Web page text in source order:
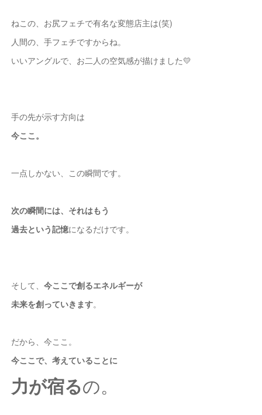
ねこの、お尻フェチで有名な変態店主は(笑)
人間の、手フェチですからね。
いいアングルで、お二人の空気感が描けました💛
手の先が示す方向は
今ここ。
一点しかない、この瞬間です。
次の瞬間には、それはもう
過去という記憶になるだけです。
そして、 今ここで創るエネルギーが
未来を創っていきます。
だから、今ここ。
今ここで、考えていることに
力が宿るの。